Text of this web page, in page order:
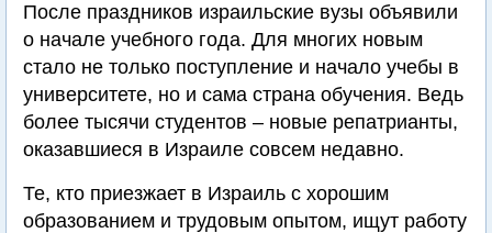
После праздников израильские вузы объявили
о начале учебного года. Для многих новым
стало не только поступление и начало учебы в
университете, но и сама страна обучения. Ведь
более тысячи студентов – новые репатрианты,
оказавшиеся в Израиле совсем недавно.
Те, кто приезжает в Израиль с хорошим
образованием и трудовым опытом, ищут работу